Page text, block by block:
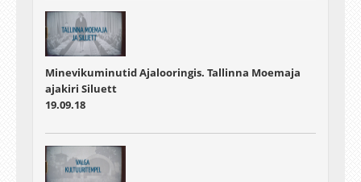
Minevikuminutid Ajalooringis. Tallinna Moemaja
ajakiri Siluett
19.09.18